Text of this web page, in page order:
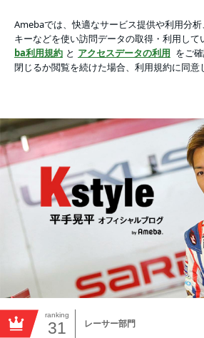
アプリをダウンロードして ブログの更新通知
ょう。
ranking
31 レーサー部門